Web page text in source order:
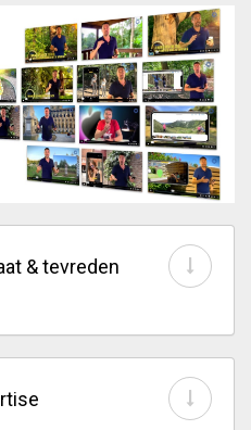
& tevreden